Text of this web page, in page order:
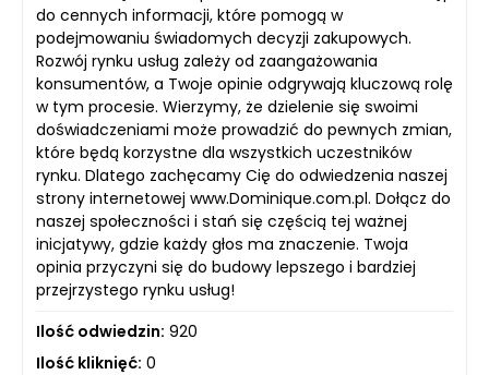
do cennych informacji, które pomogą w
podejmowaniu świadomych decyzji zakupowych.
Rozwój rynku usług zależy od zaangażowania
konsumentów, a Twoje opinie odgrywają kluczową rolę
w tym procesie. Wierzymy, że dzielenie się swoimi
doświadczeniami może prowadzić do pewnych zmian,
które będą korzystne dla wszystkich uczestników
rynku. Dlatego zachęcamy Cię do odwiedzenia naszej
strony internetowej www.Dominique.com.pl. Dołącz do
naszej społeczności i stań się częścią tej ważnej
inicjatywy, gdzie każdy głos ma znaczenie. Twoja
opinia przyczyni się do budowy lepszego i bardziej
przejrzystego rynku usług!
Ilość odwiedzin: 920
Ilość kliknięć: 0